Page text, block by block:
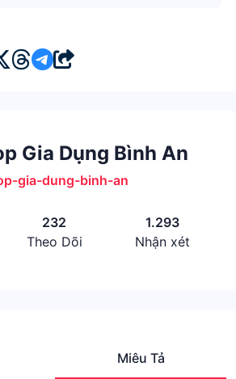
Gia Dụng Bình An
gia-dung-binh-an
232
Theo Dõi
1.293
Nhận xét
Miêu Tả